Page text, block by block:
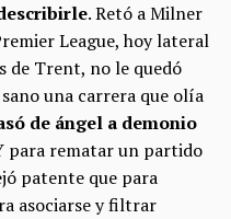
. Retó a Milner
League, hoy lateral
de Trent, no le quedó
una carrera que olía
de ángel a demonio
para rematar un partido
patente que para
asociarse y filtrar